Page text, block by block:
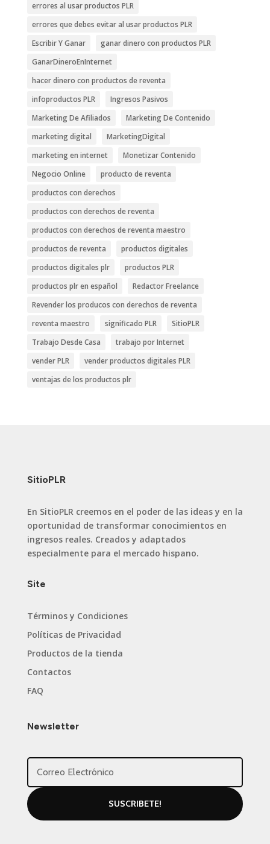
errores al usar productos PLR
errores que debes evitar al usar productos PLR
Escribir Y Ganar
ganar dinero con productos PLR
GanarDineroEnInternet
hacer dinero con productos de reventa
infoproductos PLR
Ingresos Pasivos
Marketing De Afiliados
Marketing De Contenido
marketing digital
MarketingDigital
marketing en internet
Monetizar Contenido
Negocio Online
producto de reventa
productos con derechos
productos con derechos de reventa
productos con derechos de reventa maestro
productos de reventa
productos digitales
productos digitales plr
productos PLR
productos plr en español
Redactor Freelance
Revender los producos con derechos de reventa
reventa maestro
significado PLR
SitioPLR
Trabajo Desde Casa
trabajo por Internet
vender PLR
vender productos digitales PLR
ventajas de los productos plr
SitioPLR
En SitioPLR creemos en el poder de las ideas y en la
oportunidad de transformar conocimientos en
ingresos reales. Creados y adaptados
especialmente para el mercado hispano.
Site
Términos y Condiciones
Políticas de Privacidad
Productos de la tienda
Contactos
FAQ
Newsletter
SUSCRIBETE!